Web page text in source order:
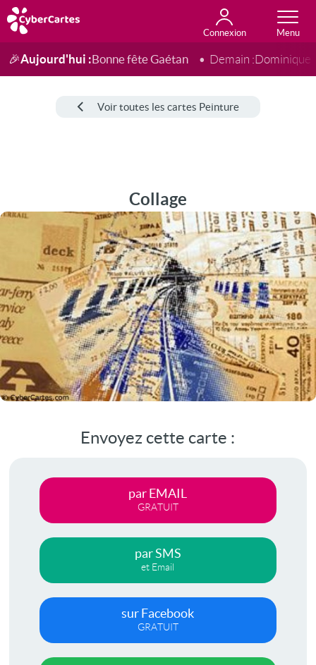
Connexion
Anniversaire
Fête du jour
Amour
Amitié
Merci
Toutes les cartes
🎉Aujourd'hui :Bonne fête Gaétan Demain :Dominique
Voir toutes les cartes Peinture
Collage
Envoyez cette carte :
par EMAIL
GRATUIT
par SMS
et Email
sur Facebook
GRATUIT